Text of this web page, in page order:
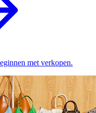
met verkopen.